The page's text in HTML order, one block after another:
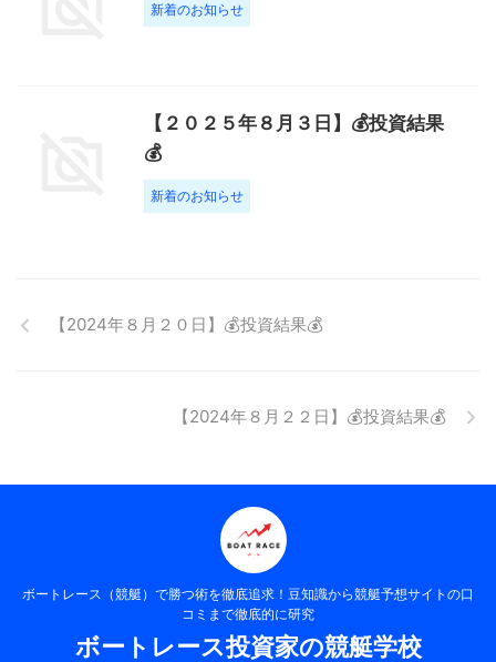
新着のお知らせ
【２０２５年８月３日】💰投資結果
💰
新着のお知らせ
【2024年８月２０日】💰投資結果💰
【2024年８月２２日】💰投資結果💰
ボートレース（競艇）で勝つ術を徹底追求！豆知識から競艇予想サイトの口
コミまで徹底的に研究
ボートレース投資家の競艇学校